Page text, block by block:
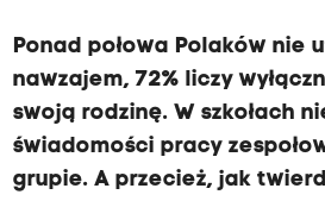
Ponad połowa Polaków nie
nawzajem, 72% liczy
swoją rodzinę. W szkołach
świadomości pracy
grupie. A przecież, jak